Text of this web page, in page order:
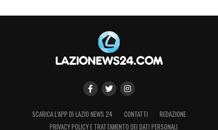
SCARICA L’APP DI LAZIO NEWS 24 CONTATTI
REDAZIONE
PRIVACY POLICY E TRATTAMENTO DEI DATI PERSONALI